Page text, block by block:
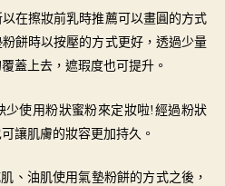
在擦妝前乳時推薦可 以畫圓的方式
餅時以按壓的方式更好，透過少量
蓋上去，遮瑕度也可提升。
少使用粉狀蜜粉來定妝啦!經過粉狀
讓肌膚的妝容更加持久。
、油肌使用氣墊粉餅的方式之後，